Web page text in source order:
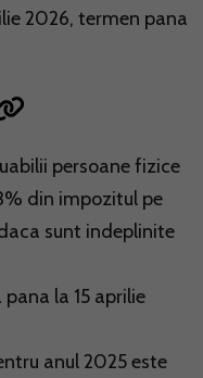
2026, termen pana
persoane fizice
din impozitul pe
sunt indeplinite
la 15 aprilie
anul 2025 este